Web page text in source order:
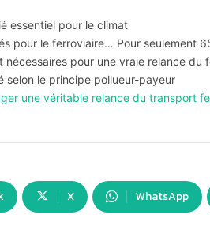
essentiel pour le climat
pour le ferroviaire… Pour seulement
nécessaires pour une vraie relance
selon le principe pollueur-payeur
une véritable relance du transport
X WhatsApp